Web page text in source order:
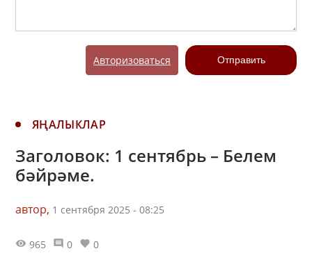
Авторизоваться Отправить
ЯҢАЛЫКЛАР
Заголовок: 1 сентябрь – Белем
бәйрәме.
автор, 1 сентября 2025 - 08:25
965 0 0